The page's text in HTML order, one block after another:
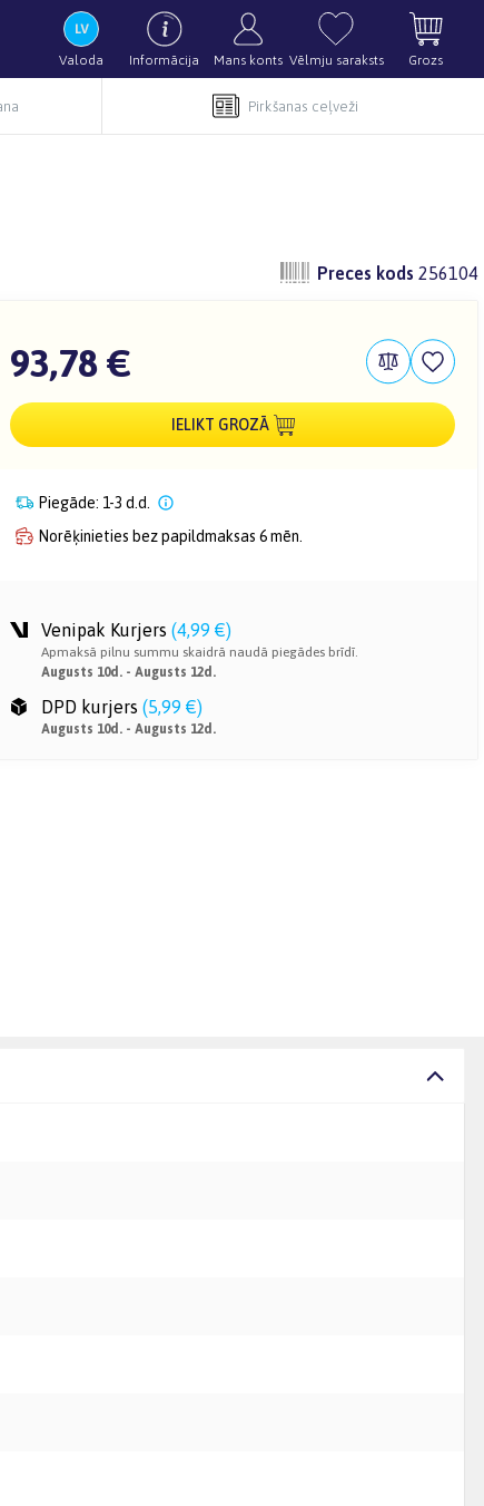
Valoda Informācija Mans konts Vēlmju saraksts Grozs
Pirkšanas ceļveži
Preces kods 256104
93,78 €
IELIKT GROZĀ
Piegāde: 1-3 d.d.
Norēķinieties bez papildmaksas 6 mēn.
Venipak Kurjers (4,99 €)
Apmaksā pilnu summu skaidrā naudā piegādes brīdī.
Augusts 10d. - Augusts 12d.
DPD kurjers (5,99 €)
Augusts 10d. - Augusts 12d.